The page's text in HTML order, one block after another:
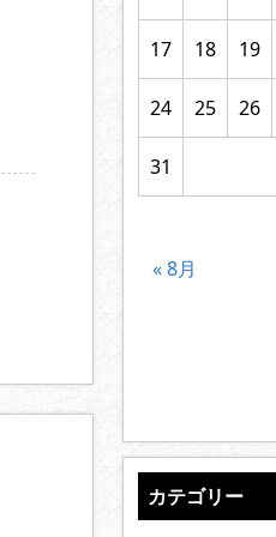
17 18 19
24 25 26
31
« 8月
カテゴリー